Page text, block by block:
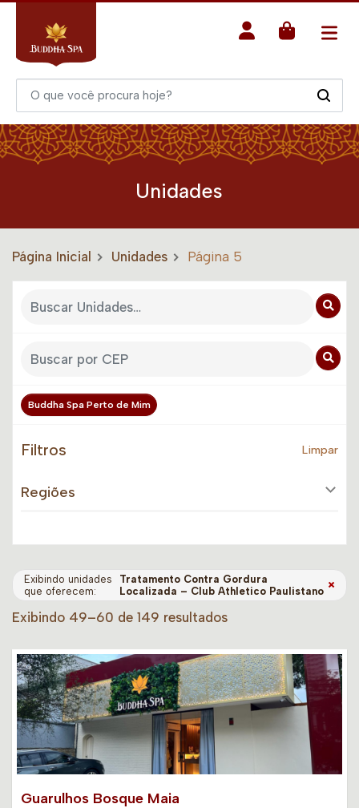
Unidades
Página Inicial Unidades Página 5
Buddha Spa Perto de Mim
Filtros Limpar
Regiões
Exibindo unidades
que oferecem:
Tratamento Contra Gordura
Localizada – Club Athletico Paulistano ×
Exibindo 49–60 de 149 resultados
Guarulhos Bosque Maia